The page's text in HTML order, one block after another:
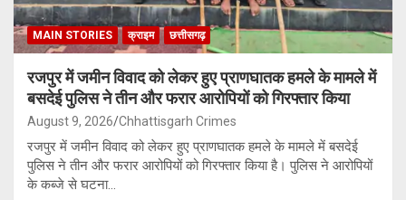
MAIN STORIES क्राइम छत्तीसगढ़
रजपुर में जमीन विवाद को लेकर हुए प्राणघातक हमले के मामले में
बसदेई पुलिस ने तीन और फरार आरोपियों को गिरफ्तार किया
August 9, 2026 Chhattisgarh Crimes
रजपुर में जमीन विवाद को लेकर हुए प्राणघातक हमले के मामले में बसदेई
पुलिस ने तीन और फरार आरोपियों को गिरफ्तार किया है। पुलिस ने आरोपियों
के कब्जे से घटना…